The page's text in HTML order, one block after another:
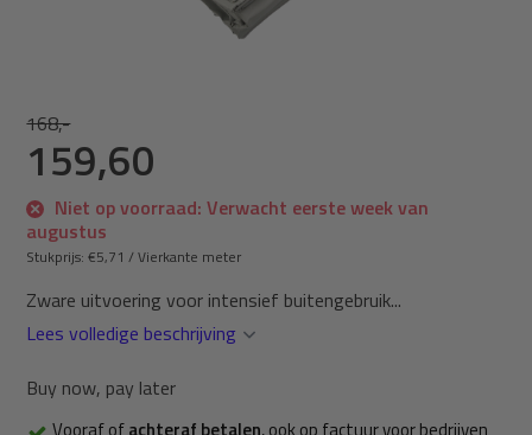
168,-
159,60
Niet op voorraad: Verwacht eerste week van
augustus
Stukprijs:€5,71 /Vierkante meter
Zware uitvoering voor intensief buitengebruik...
Lees volledige beschrijving
Buy now, pay later
Vooraf ofachteraf betalen, ook op factuur voor bedrijven